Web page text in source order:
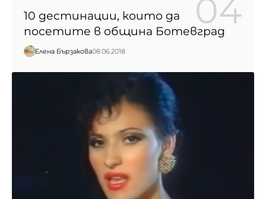
10 дестинации, които да
посетите в община Ботевград
Елена Бързакова08.06.2018